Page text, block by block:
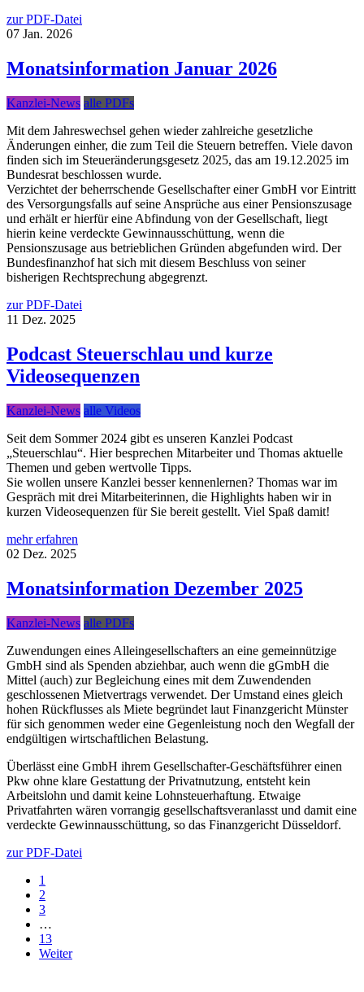
zur PDF-Datei
07 Jan. 2026
Monatsinformation Januar 2026
Kanzlei-News alle PDFs
Mit dem Jahreswechsel gehen wieder zahlreiche gesetzliche
Änderungen einher, die zum Teil die Steuern betreffen. Viele davon
finden sich im Steueränderungsgesetz 2025, das am 19.12.2025 im
Bundesrat beschlossen wurde.
Verzichtet der beherrschende Gesellschafter einer GmbH vor Eintritt
des Versorgungsfalls auf seine Ansprüche aus einer Pensionszusage
und erhält er hierfür eine Abfindung von der Gesellschaft, liegt
hierin keine verdeckte Gewinnausschüttung, wenn die
Pensionszusage aus betrieblichen Gründen abgefunden wird. Der
Bundesfinanzhof hat sich mit diesem Beschluss von seiner
bisherigen Rechtsprechung abgegrenzt.
zur PDF-Datei
11 Dez. 2025
Podcast Steuerschlau und kurze
Videosequenzen
Kanzlei-News alle Videos
Seit dem Sommer 2024 gibt es unseren Kanzlei Podcast
„Steuerschlau“. Hier besprechen Mitarbeiter und Thomas aktuelle
Themen und geben wertvolle Tipps.
Sie wollen unsere Kanzlei besser kennenlernen? Thomas war im
Gespräch mit drei Mitarbeiterinnen, die Highlights haben wir in
kurzen Videosequenzen für Sie bereit gestellt. Viel Spaß damit!
mehr erfahren
02 Dez. 2025
Monatsinformation Dezember 2025
Kanzlei-News alle PDFs
Zuwendungen eines Alleingesellschafters an eine gemeinnützige
GmbH sind als Spenden abziehbar, auch wenn die gGmbH die
Mittel (auch) zur Begleichung eines mit dem Zuwendenden
geschlossenen Mietvertrags verwendet. Der Umstand eines gleich
hohen Rückflusses als Miete begründet laut Finanzgericht Münster
für sich genommen weder eine Gegenleistung noch den Wegfall der
endgültigen wirtschaftlichen Belastung.
Überlässt eine GmbH ihrem Gesellschafter-Geschäftsführer einen
Pkw ohne klare Gestattung der Privatnutzung, entsteht kein
Arbeitslohn und damit keine Lohnsteuerhaftung. Etwaige
Privatfahrten wären vorrangig gesellschaftsveranlasst und damit eine
verdeckte Gewinnausschüttung, so das Finanzgericht Düsseldorf.
zur PDF-Datei
1
2
3
…
13
Weiter